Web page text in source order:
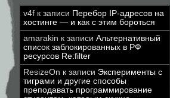
v4f к записи Перебор IP-адресов на
хостинге — и как с этим бороться
amarakin к записи Альтернативный
список заблокированных в РФ
ресурсов Re:filter
ResizeOn к записи Эксперименты с
тиграми и другие способы
преподавать программирование